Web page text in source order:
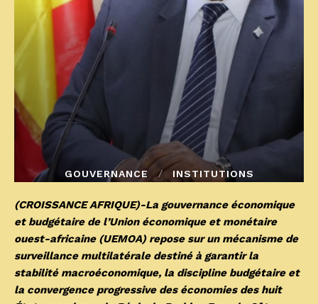
GOUVERNANCE INSTITUTIONS
(CROISSANCE AFRIQUE)-La gouvernance économique
et budgétaire de l’Union économique et monétaire
ouest-africaine (UEMOA) repose sur un mécanisme de
surveillance multilatérale destiné à garantir la
stabilité macroéconomique, la discipline budgétaire et
la convergence progressive des économies des huit